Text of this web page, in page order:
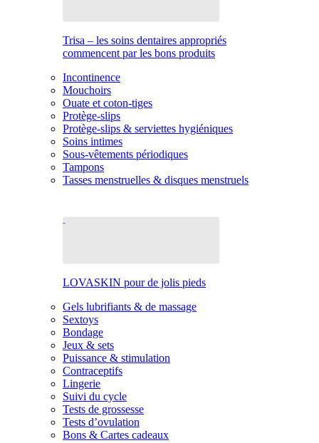
Trisa – les soins dentaires appropriés
commencent par les bons produits
Incontinence
Mouchoirs
Ouate et coton-tiges
Protège-slips
Protège-slips & serviettes hygiéniques
Soins intimes
Sous-vêtements périodiques
Tampons
Tasses menstruelles & disques menstruels
LOVASKIN pour de jolis pieds
Gels lubrifiants & de massage
Sextoys
Bondage
Jeux & sets
Puissance & stimulation
Contraceptifs
Lingerie
Suivi du cycle
Tests de grossesse
Tests d’ovulation
Bons & Cartes cadeaux